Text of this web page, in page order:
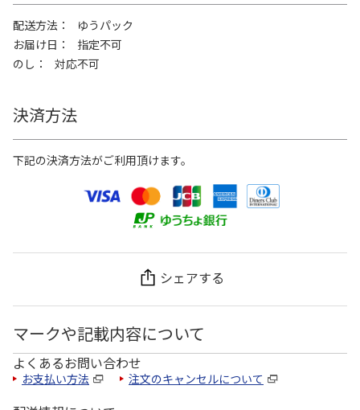
配送方法
ゆうパック
お届け日
指定不可
のし
対応不可
決済方法
下記の決済方法がご利用頂けます。
シェアする
マークや記載内容について
よくあるお問い合わせ
お支払い方法 注文のキャンセルについて